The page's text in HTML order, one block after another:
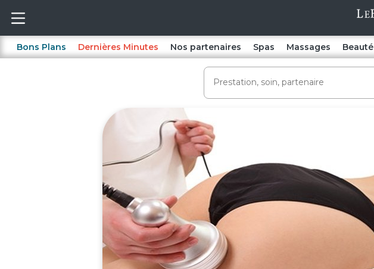
Bons Plans Dernières Minutes Nos partenaires Spas Massages Beauté